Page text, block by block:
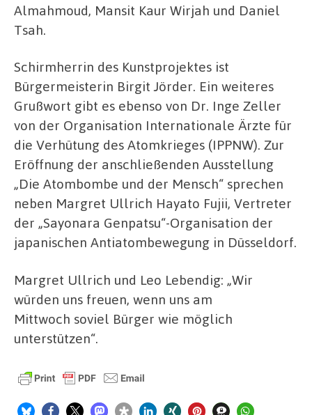
Almahmoud, Mansit Kaur Wirjah und Daniel
Tsah.
Schirmherrin des Kunstprojektes ist
Bürgermeisterin Birgit Jörder. Ein weiteres
Grußwort gibt es ebenso von Dr. Inge Zeller
von der Organisation Internationale Ärzte für
die Verhütung des Atomkrieges (IPPNW). Zur
Eröffnung der anschließenden Ausstellung
„Die Atombombe und der Mensch“ sprechen
neben Margret Ullrich Hayato Fujii, Vertreter
der „Sayonara Genpatsu“-Organisation der
japanischen Antiatombewegung in Düsseldorf.
Margret Ullrich und Leo Lebendig: „Wir
würden uns freuen, wenn uns am
Mittwoch soviel Bürger wie möglich
unterstützen“.